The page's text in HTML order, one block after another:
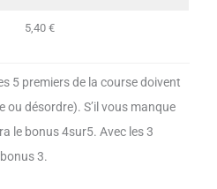
5,40 €
5 premiers de la course doivent
désordre). S’il vous manque
le bonus 4sur5. Avec les 3
3.